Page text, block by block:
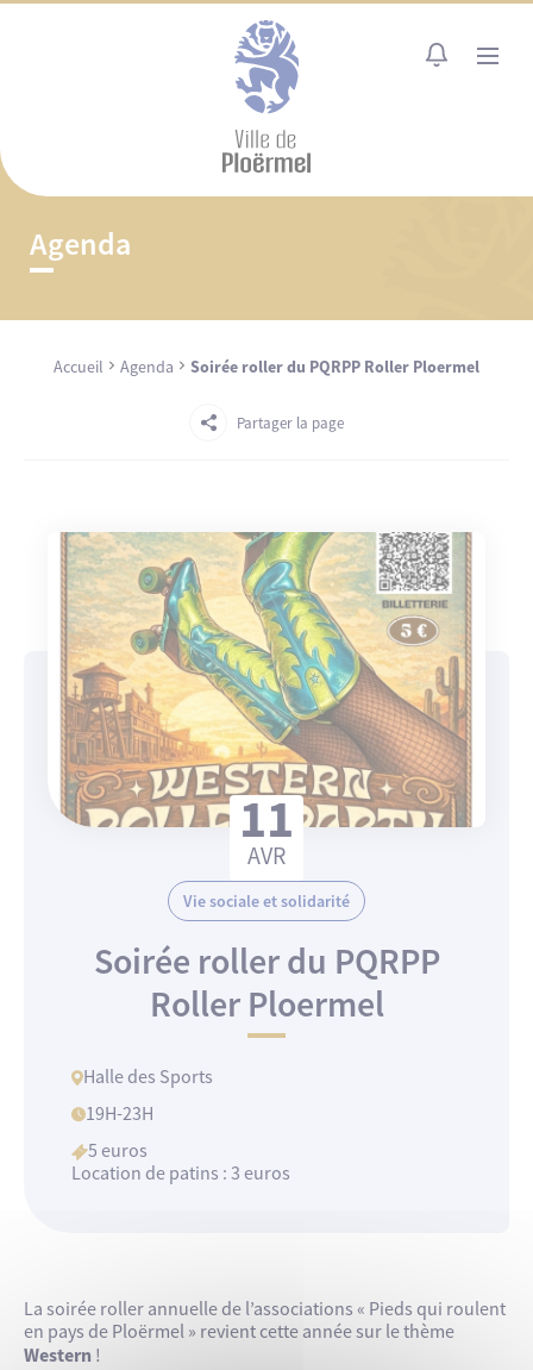
Agenda
Accueil Agenda Soirée roller du PQRPP Roller Ploermel
Partager la page
11
AVR
Vie sociale et solidarité
Soirée roller du PQRPP
Roller Ploermel
Halle des Sports
19H-23H
5 euros
Location de patins : 3 euros
La soirée roller annuelle de l’associations « Pieds qui roulent
en pays de Ploërmel » revient cette année sur le thème
Western !